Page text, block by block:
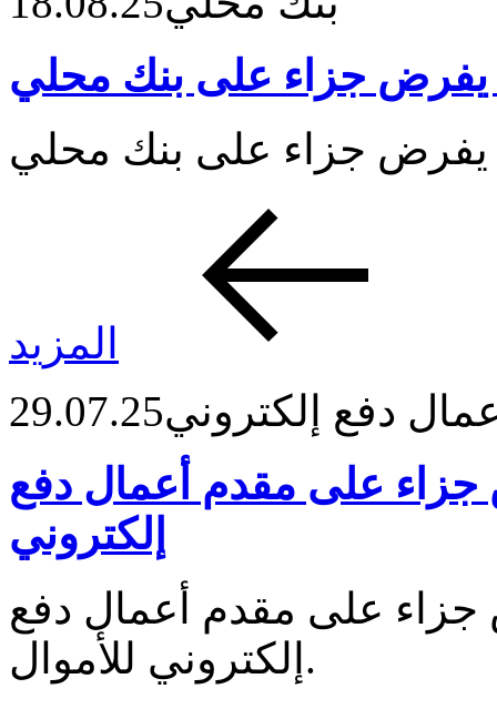
يفرض جزاء على بنك محلي
المزيد
29.07.25دفع إلكتروني
على مقدم أعمال دفع
إلكتروني
على مقدم أعمال دفع
إلكتروني للأموال.